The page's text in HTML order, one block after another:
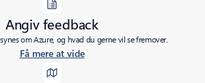
Angiv feedback
om Azure, og hvad du gerne vil se fremover.
Få mere at vide